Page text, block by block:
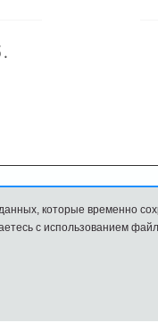
FAQ
которые временно
с использованием